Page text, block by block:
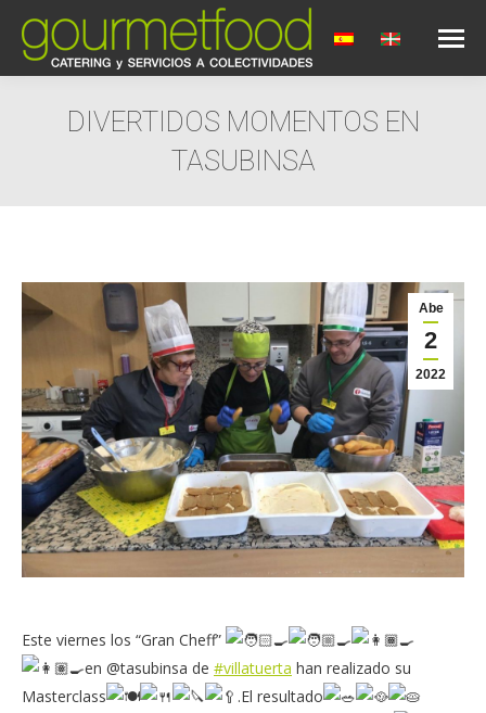
DIVERTIDOS MOMENTOS EN
TASUBINSA
Abe
2
2022
Este viernes los “Gran Cheff”
en @tasubinsa de #villatuerta han realizado su
Masterclass
.El resultado